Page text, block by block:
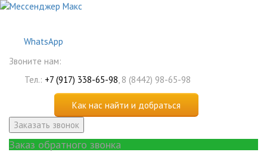
WhatsApp
Звоните нам:
Тел.: +7 (917) 338-65-98, 8 (8442) 98-65-98
Как нас найти и добраться
Заказать звонок
Заказ обратного звонка